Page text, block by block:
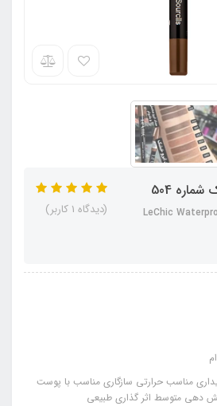
504
LeChic (دیدگاه 1 کاربر)
مناسب حرارتی سازگاری مناسب با پوست
دهی متوسط اثر گذاری طبیعی